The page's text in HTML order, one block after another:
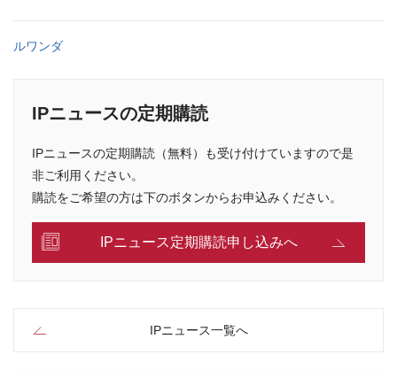
ルワンダ
IPニュースの定期購読
IPニュースの定期購読（無料）も受け付けていますので是
非ご利用ください。
購読をご希望の方は下のボタンからお申込みください。
IPニュース定期購読申し込みへ
IPニュース一覧へ